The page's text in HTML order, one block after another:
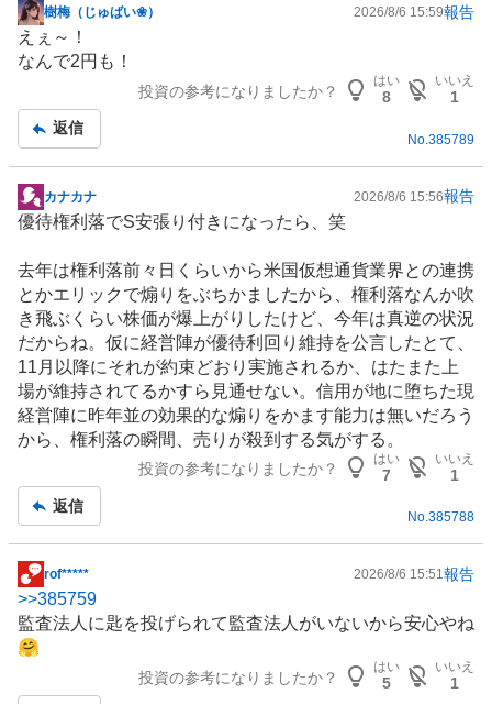
掲
示
板
樹梅（じゅばい❀） 2026/8/6 15:59報告
えぇ～！
なんで2円も！
投資の参考になりましたか？
はい
8
いいえ
1
返信
No. 385789
掲
示
記
事
カナカナ 2026/8/6 15:56報告
優待権利落でS安張り付きになったら、笑
去年は権利落前々日くらいから米国仮想通貨業界との連携
とかエリックで煽りをぶちかましたから、権利落なんか吹
き飛ぶくらい株価が爆上がりしたけど、今年は真逆の状況
だからね。仮に経営陣が優待利回り維持を公言したとて、
11月以降にそれが約束どおり実施されるか、はたまた上
場が維持されてるかすら見通せない。信用が地に堕ちた現
経営陣に昨年並の効果的な煽りをかます能力は無いだろう
から、権利落の瞬間、売りが殺到する気がする。
投資の参考になりましたか？
はい
7
いいえ
1
返信
No.385788
掲
示
板
記
rof***** 2026/8/6 15:51報告
>>385759
監査法人に匙を投げられて監査法人がいないから安心やね
🤗
投資の参考になりましたか？
はい
5
いいえ
1